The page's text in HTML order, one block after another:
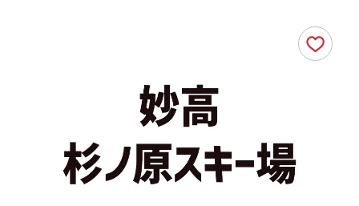
弊社名義の郵便について